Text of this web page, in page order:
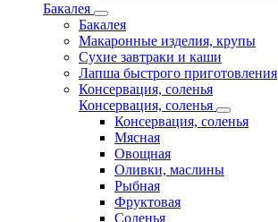
Бакалея
Бакалея
Макаронные изделия, крупы
Сухие завтраки и каши
Лапша быстрого приготовления
Консервация, соленья
Консервация, соленья
Консервация, соленья
Мясная
Овощная
Оливки, маслины
Рыбная
Фруктовая
Соленья